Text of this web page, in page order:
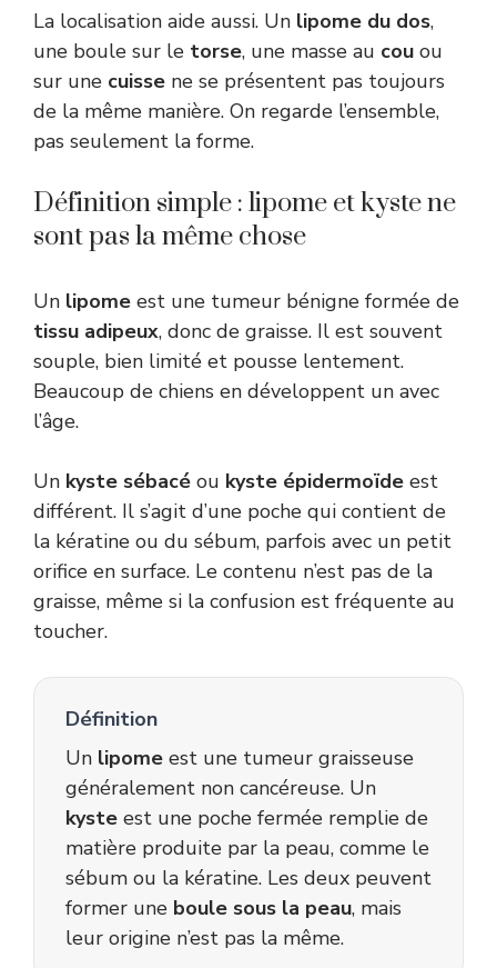
La localisation aide aussi. Un lipome du dos,
une boule sur le torse, une masse au cou ou
sur une cuisse ne se présentent pas toujours
de la même manière. On regarde l’ensemble,
pas seulement la forme.
Définition simple : lipome et kyste ne
sont pas la même chose
Un lipome est une tumeur bénigne formée de
tissu adipeux, donc de graisse. Il est souvent
souple, bien limité et pousse lentement.
Beaucoup de chiens en développent un avec
l’âge.
Un kyste sébacé ou kyste épidermoïde est
différent. Il s’agit d’une poche qui contient de
la kératine ou du sébum, parfois avec un petit
orifice en surface. Le contenu n’est pas de la
graisse, même si la confusion est fréquente au
toucher.
Définition
Un lipome est une tumeur graisseuse
généralement non cancéreuse. Un
kyste est une poche fermée remplie de
matière produite par la peau, comme le
sébum ou la kératine. Les deux peuvent
former une boule sous la peau, mais
leur origine n’est pas la même.